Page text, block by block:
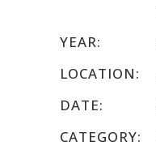
YEAR:
LOCATION:
DATE:
CATEGORY: